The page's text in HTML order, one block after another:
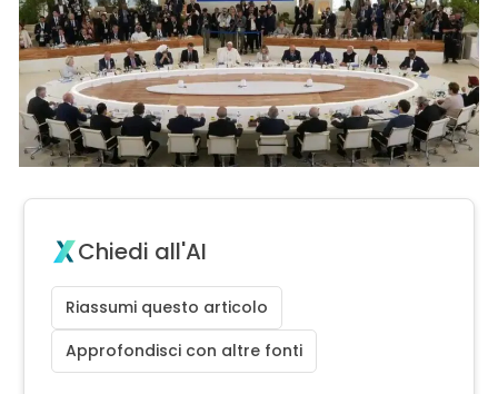
Chiedi all'AI
Riassumi questo articolo
Approfondisci con altre fonti